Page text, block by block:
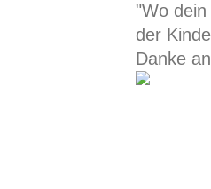
"Wo
der
Danke